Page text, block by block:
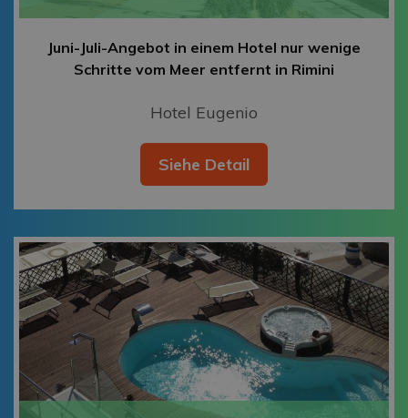
Juni-Juli-Angebot in einem Hotel nur wenige
Schritte vom Meer entfernt in Rimini
Hotel Eugenio
Siehe Detail